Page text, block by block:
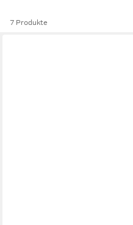
7 Produkte